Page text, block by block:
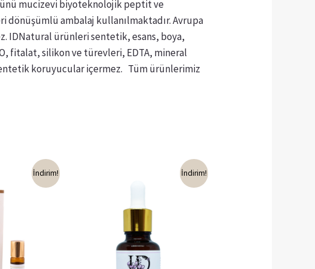
mucizevi biyoteknolojik peptit ve
ambalaj kullanılmaktadır. Avrupa
IDNatural ürünleri sentetik, esans, boya,
fitalat, silikon ve türevleri, EDTA, mineral
koruyucular içermez. Tüm ürünlerimiz
İndirim! İndirim!